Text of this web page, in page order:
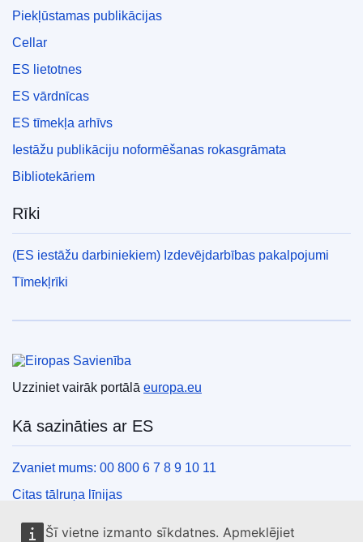
Šī vietne izmanto sīkdatnes. Apmeklējiet
Piekļūstamas publikācijas
Cellar
ES lietotnes
ES vārdnīcas
ES tīmekļa arhīvs
Iestāžu publikāciju noformēšanas rokasgrāmata
Bibliotekāriem
Rīki
(ES iestāžu darbiniekiem) Izdevējdarbības pakalpojumi
Tīmekļrīki
Eiropas Savienība
Uzziniet vairāk portālā europa.eu
Kā sazināties ar ES
Zvaniet mums: 00 800 6 7 8 9 10 11
Citas tālruņa līnijas
Saziņas veidlapa